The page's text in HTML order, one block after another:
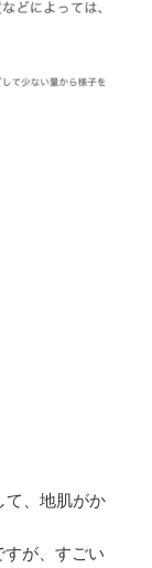
て、地肌がか
が、すごい